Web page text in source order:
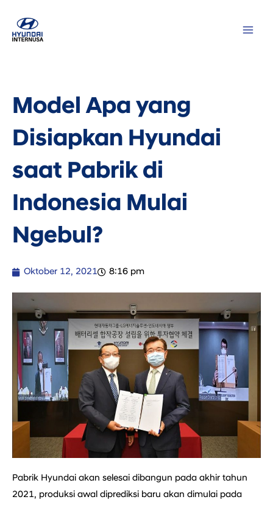
konten
Model Apa yang
Disiapkan Hyundai
saat Pabrik di
Indonesia Mulai
Ngebul?
Oktober 12, 2021 8:16 pm
Pabrik Hyundai akan selesai dibangun pada akhir tahun
2021, produksi awal diprediksi baru akan dimulai pada